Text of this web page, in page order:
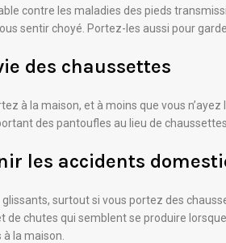
contre les maladies des pieds
sentir choyé. Portez-les aussi pour
des chaussettes
à la maison, et à moins que vous
des pantoufles au lieu de
les accidents
glissants, surtout si vous portez des
chutes qui semblent se produire
la maison.